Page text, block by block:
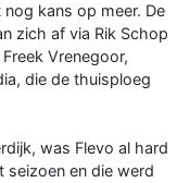
kans op meer. De
zich af via Rik Schop
Vrenegoor,
die de thuisploeg
was Flevo al hard
seizoen en die werd